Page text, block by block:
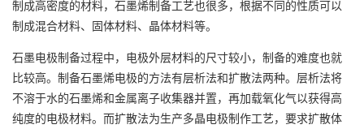
制成高密度的材料，石墨烯制备工艺也很多，根据不同的性质可以
制成混合材料、固体材料、晶体材料等。
石墨电极制备过程中，电极外层材料的尺寸较小，制备的难度也就
比较高。制备石墨烯电极的方法有层析法和扩散法两种。层析法将
不溶于水的石墨烯和金属离子收集器并置，再加载氧化气以获得高
纯度的电极材料。而扩散法为生产多晶电极制作工艺，要求扩散体